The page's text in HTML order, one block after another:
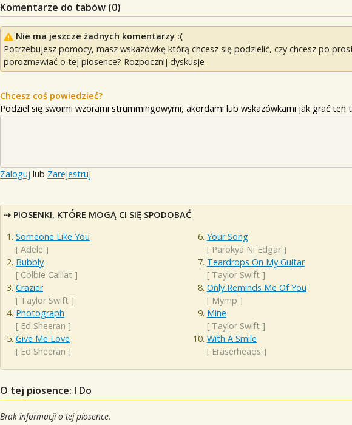
Komentarze do tabów (0)
Nie ma jeszcze żadnych komentarzy :(
Potrzebujesz pomocy, masz wskazówkę którą chcesz się podzielić, czy chcesz po
porozmawiać o tej piosence? Rozpocznij dyskusje
Chcesz coś powiedzieć?
Podziel się swoimi wzorami strummingowymi, akordami lub wskazówkami jak grać ten
Zaloguj lub Zarejestruj
PIOSENKI, KTÓRE MOGĄ CI SIĘ SPODOBAĆ
Someone Like You
[ Adele ]
Bubbly
[ Colbie Caillat ]
Crazier
[ Taylor Swift ]
Photograph
[ Ed Sheeran ]
Give Me Love
[ Ed Sheeran ]
Your Song
[ Parokya Ni Edgar]
Teardrops On My Guitar
[ Taylor Swift]
Only Reminds Me Of You
[ Mymp ]
Mine
[ Taylor Swift]
With A Smile
[ Eraserheads ]
O tej piosence: I Do
Brak informacji o tej piosence.